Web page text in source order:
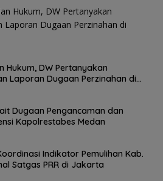
Hukum, DW Pertanyakan
Laporan Dugaan Perzinahan di
Dugaan Pengancaman dan
Kapolrestabes Medan
Indikator Pemulihan Kab.
Satgas PRR di Jakarta